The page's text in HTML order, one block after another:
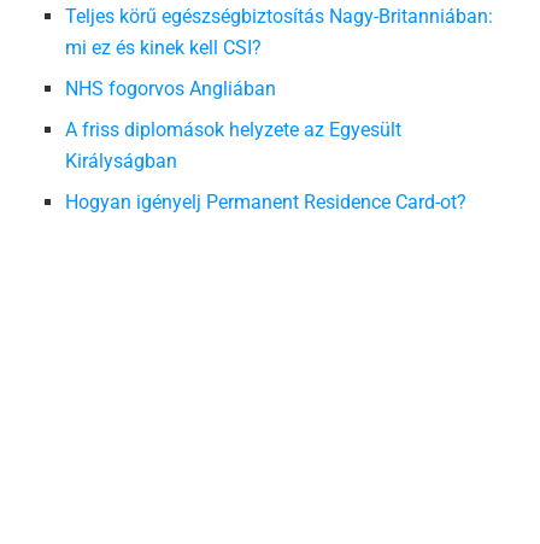
Teljes körű egészségbiztosítás Nagy-Britanniában:
mi ez és kinek kell CSI?
NHS fogorvos Angliában
A friss diplomások helyzete az Egyesült
Királyságban
Hogyan igényelj Permanent Residence Card-ot?